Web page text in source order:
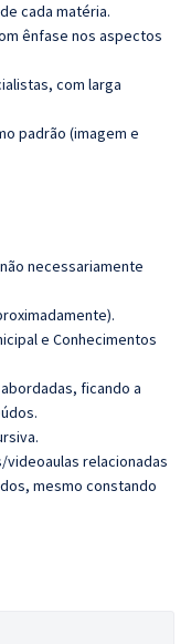
cada matéria.
ênfase nos aspectos
com larga
padrão (imagem e
necessariamente
e Conhecimentos
ficando a
videoaulas relacionadas
mesmo constando